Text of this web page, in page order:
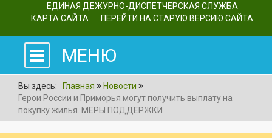
ЕДИНАЯ ДЕЖУРНО-ДИСПЕТЧЕРСКАЯ СЛУЖБА
КАРТА САЙТА
ПЕРЕЙТИ НА СТАРУЮ ВЕРСИЮ САЙТА
МЕНЮ
Вы здесь: Главная
Новости
Герои России и Приморья могут получить выплату на
покупку жилья. МЕРЫ ПОДДЕРЖКИ